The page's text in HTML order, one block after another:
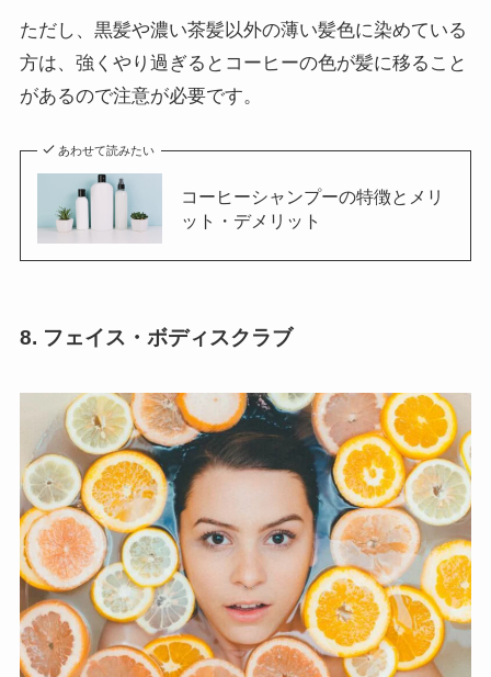
ただし、黒髪や濃い茶髪以外の薄い髪色に染めている
方は、強くやり過ぎるとコーヒーの色が髪に移ること
があるので注意が必要です。
あわせて読みたい
コーヒーシャンプーの特徴とメリ
ット・デメリット
8. フェイス・ボディスクラブ